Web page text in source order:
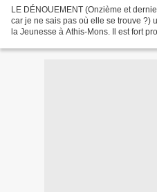
LE DÉNOUEMENT (Onzième et
car je ne sais pas où elle se trouve ?)
la Jeunesse à Athis-Mons. Il est fort